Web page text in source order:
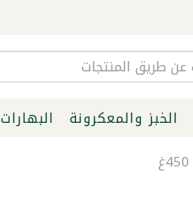
الخبز والمعكرونة البهارات